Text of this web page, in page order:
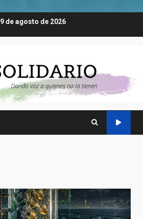
9 de agosto de 2026